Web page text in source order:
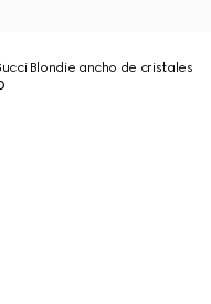
Blondie ancho de cristales